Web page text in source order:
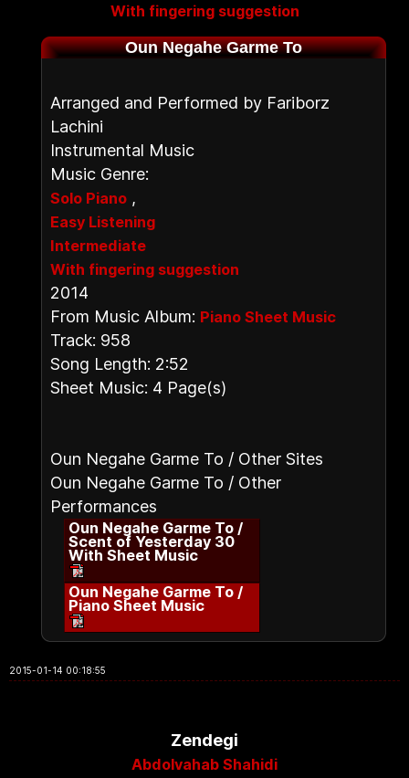
With fingering suggestion
Oun Negahe Garme To
Arranged and Performed by Fariborz
Lachini
Instrumental Music
Music Genre:
Solo Piano ,
Easy Listening
Intermediate
With fingering suggestion
2014
From Music Album: Piano Sheet Music
Track: 958
Song Length: 2:52
Sheet Music: 4 Page(s)
Oun Negahe Garme To / Other Sites
Oun Negahe Garme To / Other
Performances
Oun Negahe Garme To /
Scent of Yesterday 30
With Sheet Music
Oun Negahe Garme To /
Piano Sheet Music
2015-01-14 00:18:55
Zendegi
Abdolvahab Shahidi